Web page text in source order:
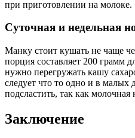
при приготовлении на молоке.
Суточная и недельная
Манку стоит кушать не чаще
порция составляет 200 грамм
нужно перегружать кашу
следует что то одно и в малых
подсластить, так как
Заключение